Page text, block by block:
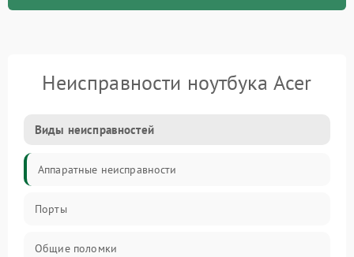
Неисправности ноутбука Acer
Виды неисправностей
Аппаратные неисправности
Порты
Общие поломки